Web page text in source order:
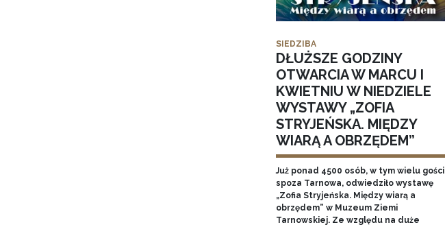
SIEDZIBA
DŁUŻSZE GODZINY
OTWARCIA W MARCU I
KWIETNIU W NIEDZIELE
WYSTAWY „ZOFIA
STRYJEŃSKA. MIĘDZY
WIARĄ A OBRZĘDEM”
Już ponad 4500 osób, w tym wielu gości
spoza Tarnowa, odwiedziło wystawę
„Zofia Stryjeńska. Między wiarą a
obrzędem” w Muzeum Ziemi
Tarnowskiej. Ze względu na duże